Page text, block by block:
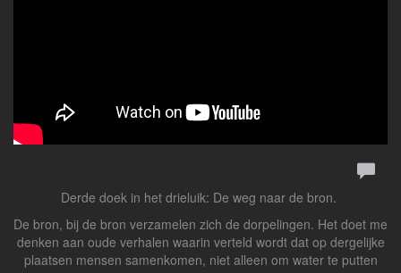
Derde doek in het drieluik: De weg naar de bron.
De bron, bij de bron verzamelen zich de dorpelingen. Het doet me
denken aan oude verhalen waarin verteld wordt dat op dergelijke
plaatsen mensen samenkomen, niet alleen om water te putten